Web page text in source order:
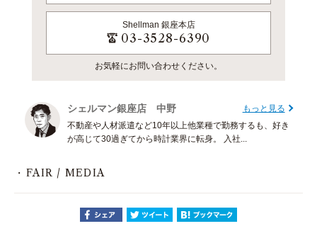
Shellman 銀座本店
03-3528-6390
お気軽にお問い合わせください。
シェルマン銀座店 中野
もっと見る
不動産や人材派遣など10年以上他業種で勤務するも、好き
が高じて30過ぎてから時計業界に転身。 入社...
FAIR / MEDIA